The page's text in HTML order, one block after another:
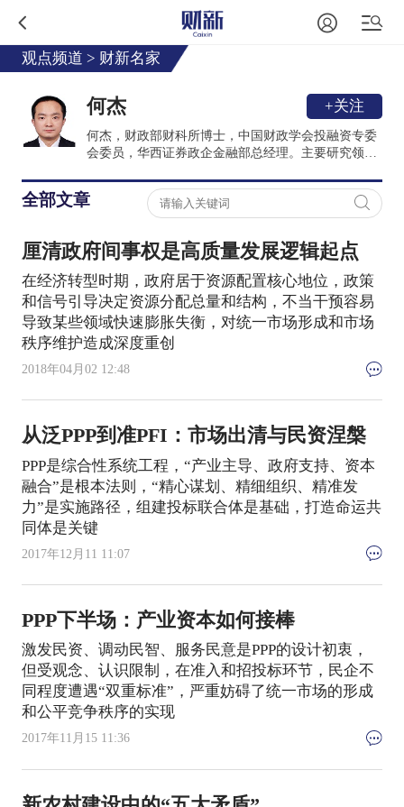
观点频道 > 财新名家
何杰 +关注
何杰，财政部财科所博士，中国财政学会投融资专委
会委员，华西证券政企金融部总经理。主要研究领域
ABS及混改领域有所专长。
全部文章
厘清政府间事权是高质量发展逻辑起点
在经济转型时期，政府居于资源配置核心地位，政策
和信号引导决定资源分配总量和结构，不当干预容易
导致某些领域快速膨胀失衡，对统一市场形成和市场
秩序维护造成深度重创
2018年04月02 12:48
从泛PPP到准PFI：市场出清与民资涅槃
PPP是综合性系统工程，“产业主导、政府支持、资本
融合”是根本法则，“精心谋划、精细组织、精准发
力”是实施路径，组建投标联合体是基础，打造命运共
同体是关键
2017年12月11 11:07
PPP下半场：产业资本如何接棒
激发民资、调动民智、服务民意是PPP的设计初衷，
但受观念、认识限制，在准入和招投标环节，民企不
同程度遭遇“双重标准”，严重妨碍了统一市场的形成
和公平竞争秩序的实现
2017年11月15 11:36